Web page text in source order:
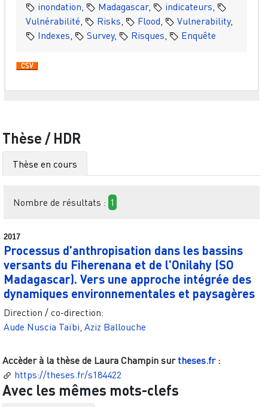
inondation, Madagascar, indicateurs,
Vulnérabilité, Risks, Flood, Vulnerability,
Indexes, Survey, Risques, Enquête
Thèse / HDR
Thèse en cours
Nombre de résultats : 1
2017
Processus d'anthropisation dans les bassins
versants du Fiherenana et de l'Onilahy (SO
Madagascar). Vers une approche intégrée des
dynamiques environnementales et paysagères
Direction / co-direction:
Aude Nuscia Taïbi, Aziz Ballouche
Accèder à la thèse de Laura Champin surtheses.fr:
https://theses.fr/s184422
Avec les mêmes mots-clefs